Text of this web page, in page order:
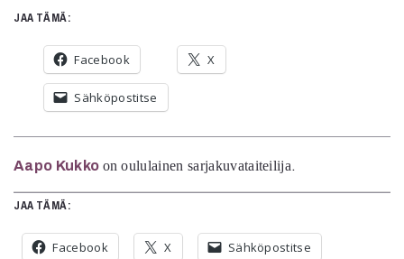
JAA TÄMÄ:
Facebook X
Sähköpostitse
Aapo Kukko on oululainen sarjakuvataiteilija.
JAA TÄMÄ:
Facebook X Sähköpostitse